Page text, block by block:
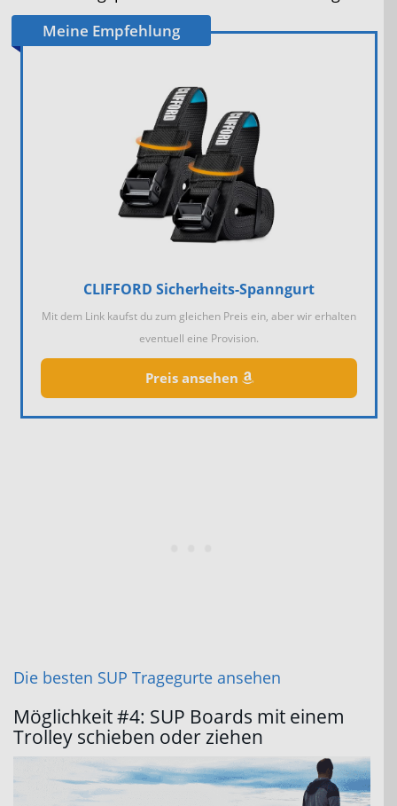
Meine Empfehlung
CLIFFORD Sicherheits-Spanngurt
Mit dem Link kaufst du zum gleichen Preis ein, aber wir erhalten
eventuell eine Provision.
Preis ansehen
Die besten SUP Tragegurte ansehen
Möglichkeit #4: SUP Boards mit einem
Trolley schieben oder ziehen